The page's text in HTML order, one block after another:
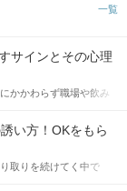
一覧
サインとその心理
かかわらず職場や飲み
これから恋人作りを本
性を求めて出すサイン
かどうかが重要。 この
すサインとその心理を
い方！OKをもら
取りを続けてく中で